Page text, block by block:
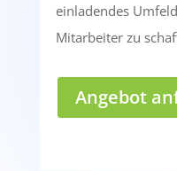
einladendes
Mitarbeiter zu
Angebot